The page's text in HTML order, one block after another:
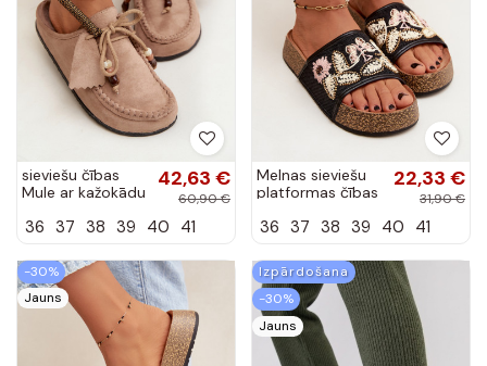
sieviešu čības
Mule ar kažokādu
Melia
42,63 €
60,90 €
36 37 38 39 40 41
Melnas sieviešu
platformas čības
Ledina
22,33 €
31,90 €
36 37 38 39 40 41
-30%
Jauns
Izpārdošana
-30%
Jauns